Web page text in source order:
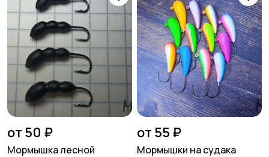
от 50 ₽
Мормышка лесной
от 55 ₽
Мормышки на судака